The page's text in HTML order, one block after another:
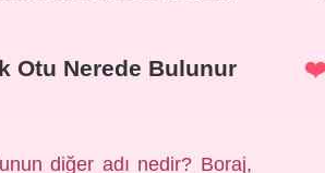
Otu Nerede Bulunur
diğer adı nedir? Boraj,